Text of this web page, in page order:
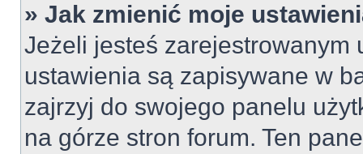
» Jak zmienić moje
Jeżeli jesteś zarejestrowanym
ustawienia są zapisywane w
zajrzyj do swojego panelu
na górze stron forum. Ten